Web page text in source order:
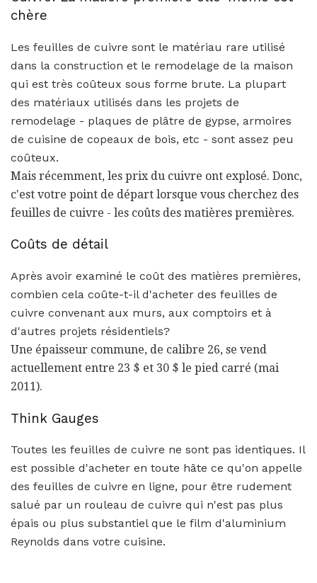
chère
Les feuilles de cuivre sont le matériau rare utilisé
dans la construction et le remodelage de la maison
qui est très coûteux sous forme brute. La plupart
des matériaux utilisés dans les projets de
remodelage - plaques de plâtre de gypse, armoires
de cuisine de copeaux de bois, etc - sont assez peu
coûteux.
Mais récemment, les prix du cuivre ont explosé. Donc,
c'est votre point de départ lorsque vous cherchez des
feuilles de cuivre - les coûts des matières premières.
Coûts de détail
Après avoir examiné le coût des matières premières,
combien cela coûte-t-il d'acheter des feuilles de
cuivre convenant aux murs, aux comptoirs et à
d'autres projets résidentiels?
Une épaisseur commune, de calibre 26, se vend
actuellement entre 23 $ et 30 $ le pied carré (mai
2011).
Think Gauges
Toutes les feuilles de cuivre ne sont pas identiques. Il
est possible d'acheter en toute hâte ce qu'on appelle
des feuilles de cuivre en ligne, pour être rudement
salué par un rouleau de cuivre qui n'est pas plus
épais ou plus substantiel que le film d'aluminium
Reynolds dans votre cuisine.